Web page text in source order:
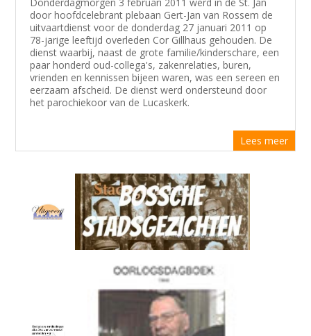
door hoofdcelebrant plebaan Gert-Jan van Rossem de
uitvaartdienst voor de donderdag 27 januari 2011 op
78-jarige leeftijd overleden Cor Gillhaus gehouden. De
dienst waarbij, naast de grote familie/kinderschare, een
paar honderd oud-collega's, zakenrelaties, buren,
vrienden en kennissen bijeen waren, was een sereen en
eerzaam afscheid. De dienst werd ondersteund door
het parochiekoor van de Lucaskerk.
Lees meer